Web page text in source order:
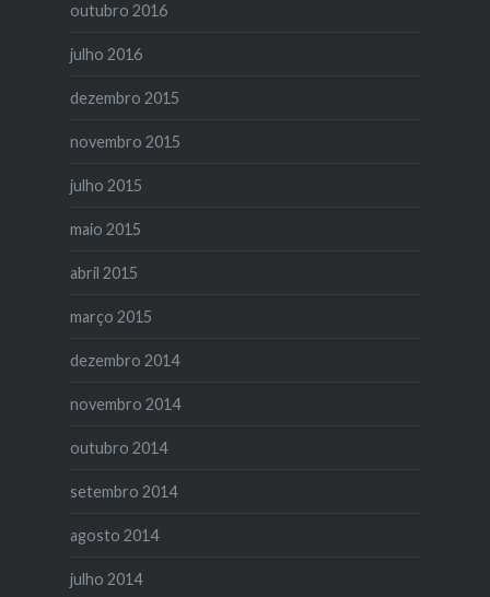
outubro 2016
julho 2016
dezembro 2015
novembro 2015
julho 2015
maio 2015
abril 2015
março 2015
dezembro 2014
novembro 2014
outubro 2014
setembro 2014
agosto 2014
julho 2014